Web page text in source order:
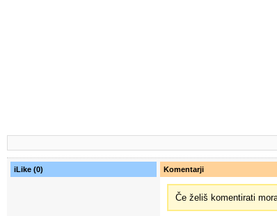
iLike (0) Komentarji
Če želiš komentirati